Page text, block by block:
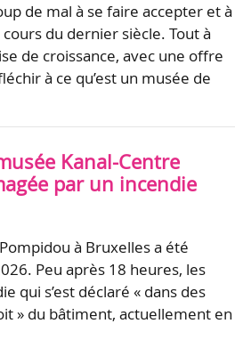
de mal à se faire accepter et à
du dernier siècle. Tout à
de croissance, avec une offre
à ce qu’est un musée de
Kanal-Centre
par un incendie
à Bruxelles a été
Peu après 18 heures, les
qui s’est déclaré « dans des
» du bâtiment, actuellement en